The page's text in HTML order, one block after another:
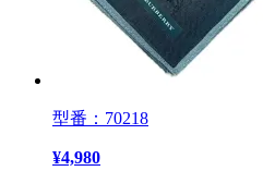
型番：70218
¥4,980